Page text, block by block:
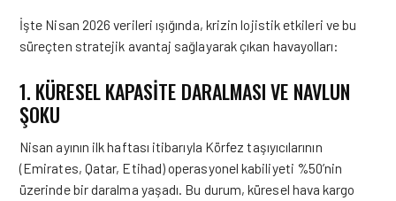
İşte Nisan 2026 verileri ışığında, krizin lojistik etkileri ve bu
süreçten stratejik avantaj sağlayarak çıkan havayolları:
1. KÜRESEL KAPASİTE DARALMASI VE NAVLUN
ŞOKU
Nisan ayının ilk haftası itibarıyla Körfez taşıyıcılarının
(Emirates, Qatar, Etihad) operasyonel kabiliyeti %50’nin
üzerinde bir daralma yaşadı. Bu durum, küresel hava kargo